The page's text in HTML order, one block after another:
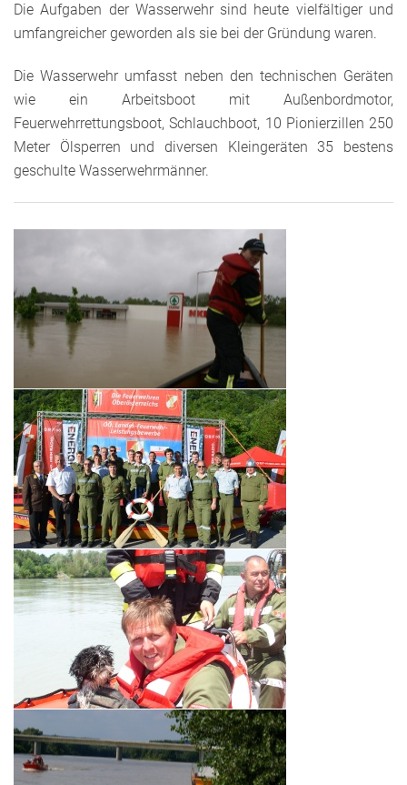
Die Aufgaben der Wasserwehr sind heute vielfältiger und
umfangreicher geworden als sie bei der Gründung waren.
Die Wasserwehr umfasst neben den technischen Geräten
wie ein Arbeitsboot mit Außenbordmotor,
Feuerwehrrettungsboot, Schlauchboot, 10 Pionierzillen 250
Meter Ölsperren und diversen Kleingeräten 35 bestens
geschulte Wasserwehrmänner.